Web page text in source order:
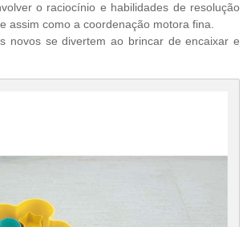
o raciocínio e habilidades de resolução
assim como a coordenação motora fina.
novos se divertem ao brincar de encaixar e